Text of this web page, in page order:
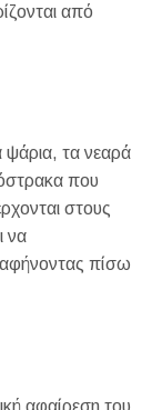
από
ψάρια, τα νεαρά
που
στους
να
πίσω
αφαίρεση του